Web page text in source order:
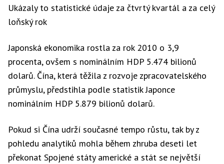
Ukázaly to statistické údaje za čtvrtý kvartál a za celý
loňský rok
Japonská ekonomika rostla za rok 2010 o 3,9
procenta, ovšem s nominálním HDP 5.474 bilionů
dolarů. Čína, která těžila z rozvoje zpracovatelského
průmyslu, předstihla podle statistik Japonce
nominálním HDP 5.879 bilionů dolarů.
Pokud si Čína udrží současné tempo růstu, tak by z
pohledu analytiků mohla během zhruba deseti let
překonat Spojené státy americké a stát se největší